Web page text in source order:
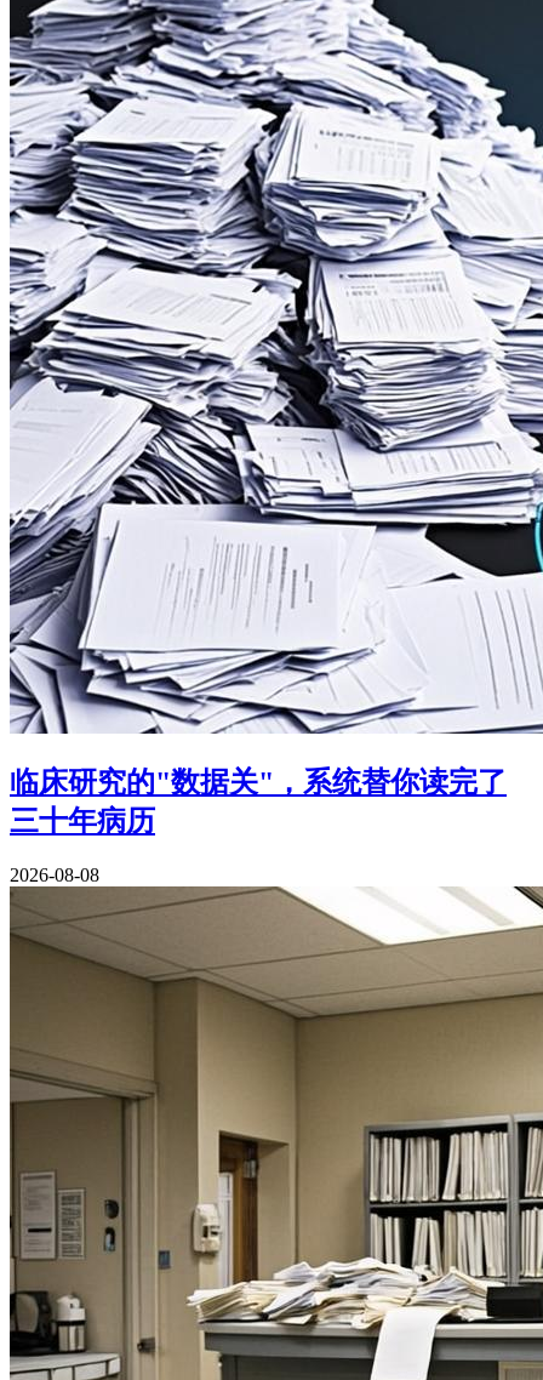
临床研究的"数据关"，系统替你读完了
三十年病历
2026-08-08